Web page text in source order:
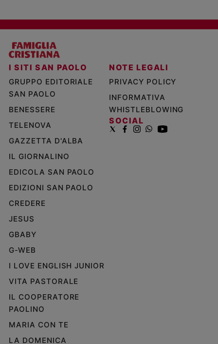
I SITI SAN PAOLO
GRUPPO EDITORIALE
SAN PAOLO
BENESSERE
TELENOVA
GAZZETTA D'ALBA
IL GIORNALINO
EDICOLA SAN PAOLO
EDIZIONI SAN PAOLO
CREDERE
JESUS
GBABY
G-WEB
I LOVE ENGLISH JUNIOR
VITA PASTORALE
IL COOPERATORE
PAOLINO
MARIA CON TE
LA DOMENICA
NOTE LEGALI
PRIVACY POLICY
INFORMATIVA
WHISTLEBLOWING
SOCIAL